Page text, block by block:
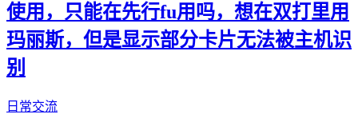
使用，只能在先行fu用吗，想在双打里用
玛丽斯，但是显示部分卡片无法被主机识
别
日常交流